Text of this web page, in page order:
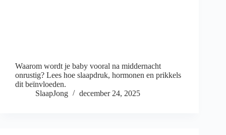
Waarom wordt je baby vooral na middernacht
onrustig? Lees hoe slaapdruk, hormonen en prikkels
dit beïnvloeden.
SlaapJong
december 24, 2025